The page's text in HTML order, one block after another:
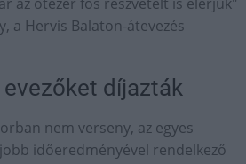
a Hervis Balaton-átevezés
díjazták
nem verseny, az egyes
időeredményével rendelkező